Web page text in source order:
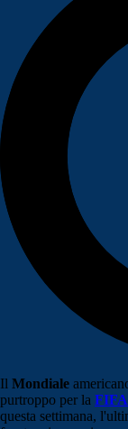
Il Mondiale
purtroppo per la FIFA
questa settimana,